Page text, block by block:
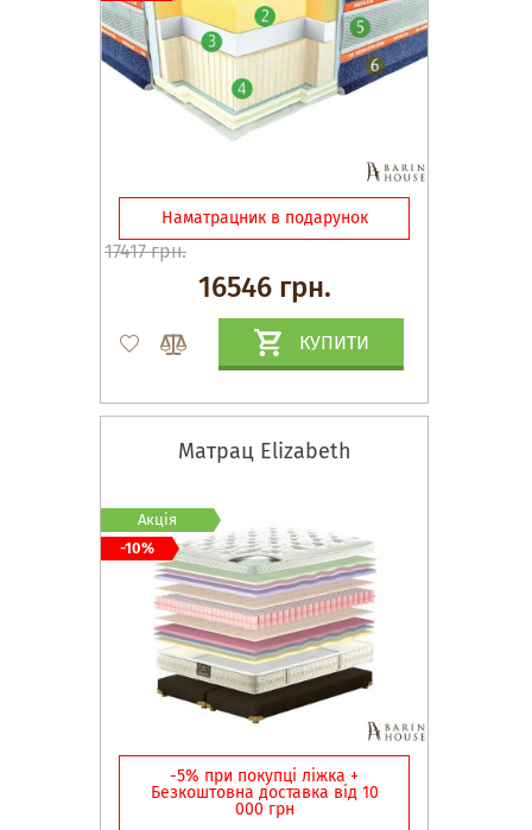
Наматрацник в подарунок
17417 грн.
16546 грн.
КУПИТИ
Матрац Elizabeth
-5% при покупці ліжка +
Безкоштовна доставка від 10
000 грн
Акція
-10%